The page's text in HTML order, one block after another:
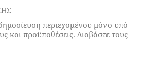
περιεχομένου μόνο υπό
και προϋποθέσεις. Διαβάστε τους